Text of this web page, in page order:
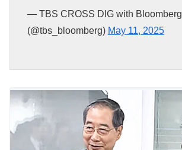
— TBS CROSS DIG with Bloomberg
(@tbs_bloomberg) May 11, 2025